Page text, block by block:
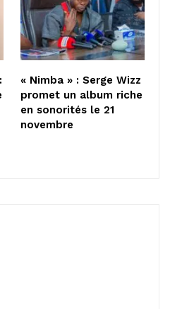
« Nimba » : Serge Wizz
promet un album riche
en sonorités le 21
novembre